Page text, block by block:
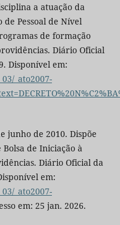
a atuação da
Pessoal de Nível
de formação
Diário Oficial
Disponível em:
_ato2007-
junho de 2010. Dispõe
de Iniciação à
Diário Oficial da
em:
_ato2007-
em: 25 jan. 2026.